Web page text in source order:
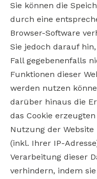
Sie können die
durch eine
Browser-Software
Sie jedoch darauf
Fall gegebenenfalls
Funktionen dieser
werden nutzen
darüber hinaus die
das Cookie
Nutzung der Website
(inkl. Ihrer IP-
Verarbeitung dieser
verhindern, indem